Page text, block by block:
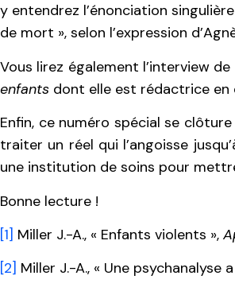
y entendrez l’énonciation
de mort », selon l’expression
Vous lirez également l’interview
enfants dont elle est rédactrice en
Enfin, ce numéro spécial se
traiter un réel qui l’angoisse
une institution de soins pour
Bonne lecture !
[1] Miller J.-A., « Enfants violents »,
[2] Miller J.-A., « Une